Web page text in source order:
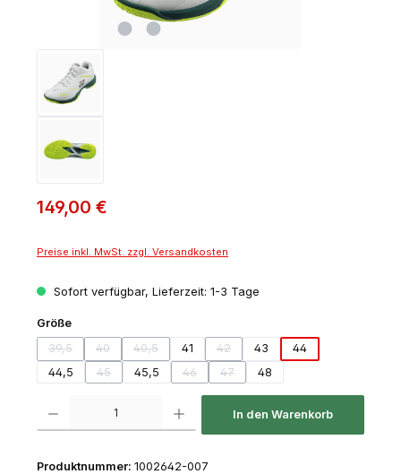
149,00 €
Preise inkl. MwSt. zzgl. Versandkosten
Sofort verfügbar, Lieferzeit: 1-3 Tage
Größeauswählen
39,5
(Diese Option ist zurzeit nicht verfügbar.)
40
(Diese Option ist zurzeit nicht verfügbar.)
40,5
(Diese Option ist zurzeit nicht verfügbar.)
41 42
(Diese Option ist zurzeit nicht
43
44
44,5
45
(Diese Option ist zurzeit nicht verfügbar.)
45,5 46
(Diese Option ist zurzeit nicht verfügbar.)
47
(Diese Option ist zurzeit nicht
48
In den Warenkorb
Produktnummer: 1002642-007